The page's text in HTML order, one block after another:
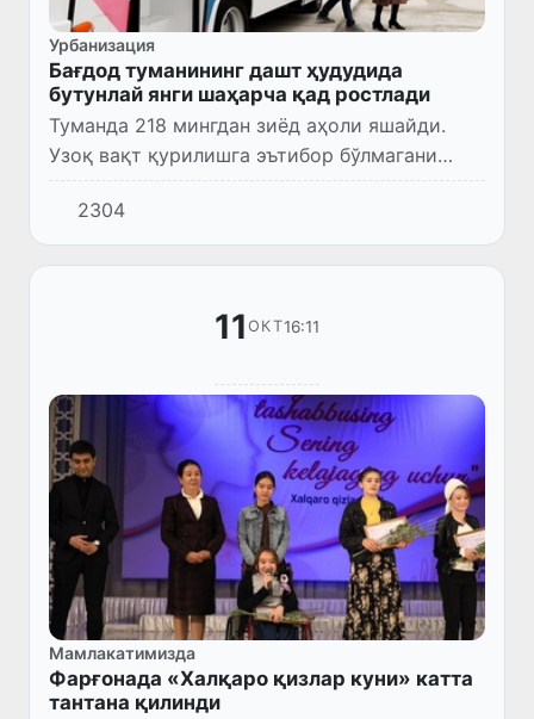
Урбанизация
Бағдод туманининг дашт ҳудудида
бутунлай янги шаҳарча қад ростлади
Туманда 218 мингдан зиёд аҳоли яшайди.
Узоқ вақт қурилишга эътибор бўлмагани
туфайли одамларнинг уй-жойга эҳтиёжи
юқори эди.
2304
11 ОКТ16:11
Мамлакатимизда
Фарғонада «Халқаро қизлар куни» катта
тантана қилинди